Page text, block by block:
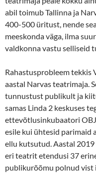
abil toimub Tallinna ja
400-500 üritust, nende
meeskonda väga, ilma
valdkonna vastu selliseid
Rahastusprobleem tekkis
aastal Narvas teatrimaja.
tunnustust publikult ja
samas Linda 2 keskuses
ettevõtlusinkubaatori
esile kui ühtesid parimaid
ellu kutsutud. Aastal
eri teatrit etendusi 37
publikurõõmu polnud